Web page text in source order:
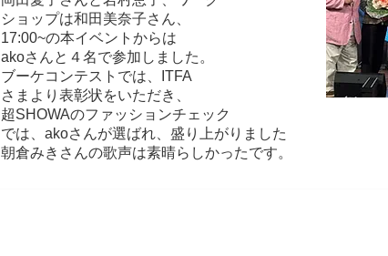
ショップは和田美奈子さん、
17:00~の本イベントからは
akoさんと４名で参加しました。
ブーケコンテストでは、ITFA
さまより表彰状をいただき、
超SHOWAのファッションチェック
では、akoさんが選ばれ、盛り上がりました
朝倉みきさんの歌声は素晴らしかったです。